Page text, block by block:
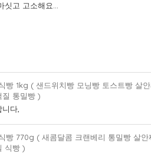
고 고소해요...
빵 1kg ( 샌드위치빵 모닝빵 토스트빵 살
질 통밀빵 )
다,
빵 770g ( 새콤달콤 크랜베리 통밀빵 살
식빵 )